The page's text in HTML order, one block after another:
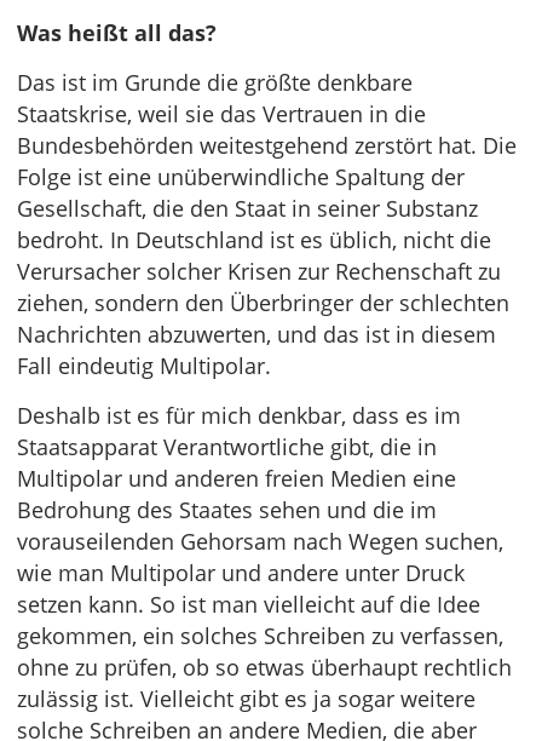
Was heißt all das?
Das ist im Grunde die größte denkbare
Staatskrise, weil sie das Vertrauen in die
Bundesbehörden weitestgehend zerstört hat. Die
Folge ist eine unüberwindliche Spaltung der
Gesellschaft, die den Staat in seiner Substanz
bedroht. In Deutschland ist es üblich, nicht die
Verursacher solcher Krisen zur Rechenschaft zu
ziehen, sondern den Überbringer der schlechten
Nachrichten abzuwerten, und das ist in diesem
Fall eindeutig Multipolar.
Deshalb ist es für mich denkbar, dass es im
Staatsapparat Verantwortliche gibt, die in
Multipolar und anderen freien Medien eine
Bedrohung des Staates sehen und die im
vorauseilenden Gehorsam nach Wegen suchen,
wie man Multipolar und andere unter Druck
setzen kann. So ist man vielleicht auf die Idee
gekommen, ein solches Schreiben zu verfassen,
ohne zu prüfen, ob so etwas überhaupt rechtlich
zulässig ist. Vielleicht gibt es ja sogar weitere
solche Schreiben an andere Medien, die aber